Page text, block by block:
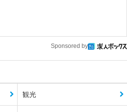
Sponsored by
観光